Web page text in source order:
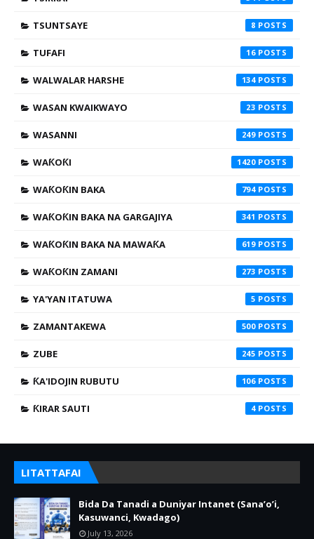
TSUNTSAYE 8
TUFAFI 16
WALWALAR HARSHE 134
WASAN KWAIKWAYO 23
WASANNI 249
WAƘOƘI 1420
WAƘOƘIN BAKA 794
WAƘOƘIN BAKA NA GARGAJIYA 341
WAƘOƘIN BAKA NA MAWAƘA 619
WAƘOƘIN ZAMANI 273
YA'YAN ITATUWA 5
ZAMANTAKEWA 500
ZUBE 245
ƘA'IDOJIN RUBUTU 106
ƘIRAR SAUTI 4
LITATTAFAI
Bida Da Tanadi a Duniyar Intanet (Sana’o’i,
Kasuwanci, Kwadago)
July 13, 2026